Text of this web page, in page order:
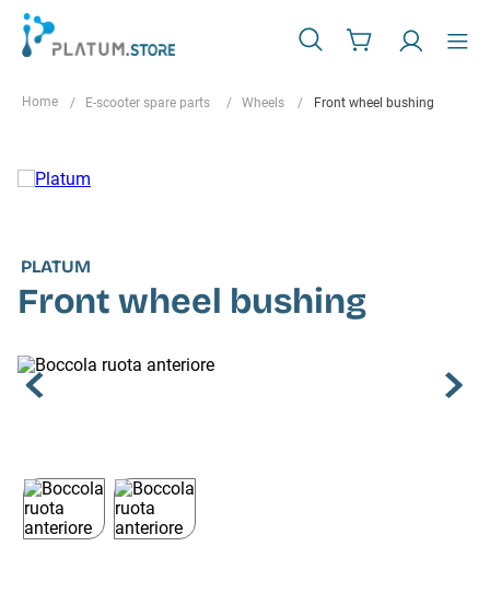
E-scooter spare parts Wheels Front wheel bushing
PLATUM
Front wheel bushing